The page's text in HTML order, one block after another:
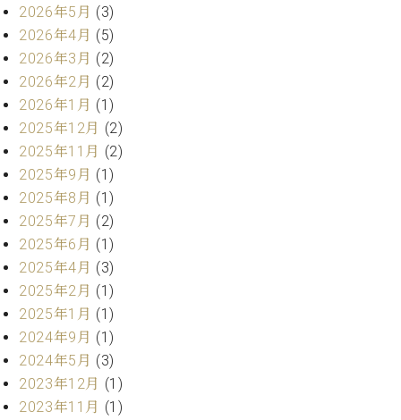
ラ
イ
ト
ピ
ア
ノ
C.
ベ
ヒ
シ
ュ
タ
イ
ン
ア
カ
デ
ミ
ー
室
ア
ノ
の
コ
ン
ル
ジ
ュ
ア
ク
ス
セン
トラ
ム東
京の
ご案
2026年5月 (3)
2026年4月 (5)
2026年3月 (2)
2026年2月 (2)
2026年1月 (1)
2025年12月 (2)
2025年11月 (2)
2025年9月 (1)
2025年8月 (1)
2025年7月 (2)
2025年6月 (1)
2025年4月 (3)
2025年2月 (1)
2025年1月 (1)
2024年9月 (1)
2024年5月 (3)
2023年12月 (1)
2023年11月 (1)